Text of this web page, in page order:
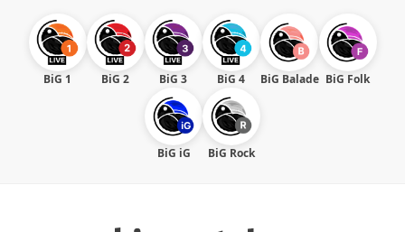
BiG 1 BiG 2 BiG 3 BiG 4 BiG Balade BiG Folk
BiG iG BiG Rock